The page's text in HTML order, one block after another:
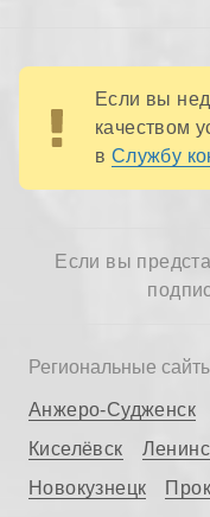
Если вы
качеством
в Службу
Если вы
Региональные
Анжеро-Судженск
Киселёвск
Новокузнецк